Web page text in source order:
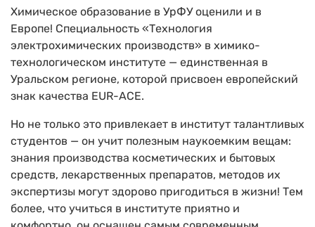
Химическое образование в УрФУ оценили и в
Европе! Специальность «Технология
электрохимических производств» в химико-
технологическом институте — единственная в
Уральском регионе, которой присвоен европейский
знак качества EUR-ACE.
Но не только это привлекает в институт талантливых
студентов — он учит полезным наукоемким вещам:
знания производства косметических и бытовых
средств, лекарственных препаратов, методов их
экспертизы могут здорово пригодиться в жизни! Тем
более, что учиться в институте приятно и